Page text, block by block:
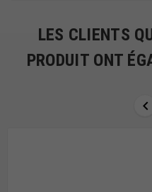
LES CLIENTS
PRODUIT ONT
